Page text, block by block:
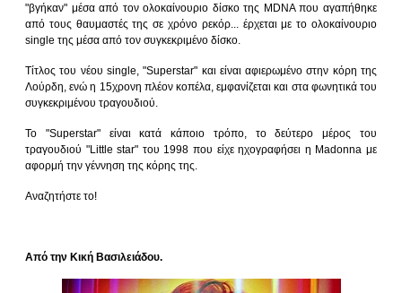
"βγήκαν" μέσα από τον ολοκαίνουριο δίσκο της MDNA που αγαπήθηκε
από τους θαυμαστές της σε χρόνο ρεκόρ... έρχεται με το ολοκαίνουριο
single της μέσα από τον συγκεκριμένο δίσκο.
Τίτλος του νέου single, "Superstar" και είναι αφιερωμένο στην κόρη της
Λούρδη, ενώ η 15χρονη πλέον κοπέλα, εμφανίζεται και στα φωνητικά του
συγκεκριμένου τραγουδιού.
Το "Superstar" είναι κατά κάποιο τρόπο, το δεύτερο μέρος του
τραγουδιού "Little star" του 1998 που είχε ηχογραφήσει η Madonna με
αφορμή την γέννηση της κόρης της.
Αναζητήστε το!
Από την Κική Βασιλειάδου.